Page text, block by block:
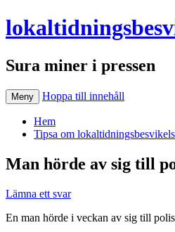
Sura miner i pressen
Meny Hoppa till innehåll
Hem
Tipsa om
Man hörde av sig till
Lämna ett svar
En man hörde i veckan av sig till